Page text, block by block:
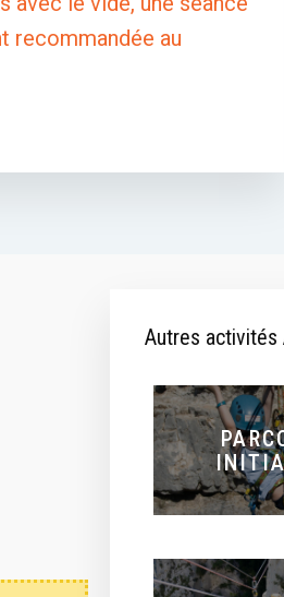
recommandée au
Autres activités